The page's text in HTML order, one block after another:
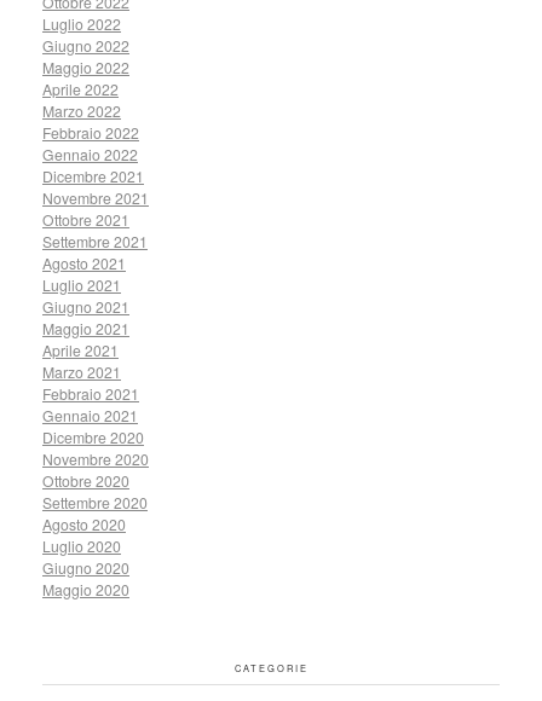
Luglio 2022
Giugno 2022
Maggio 2022
Aprile 2022
Marzo 2022
Febbraio 2022
Gennaio 2022
Dicembre 2021
Novembre 2021
Ottobre 2021
Settembre 2021
Agosto 2021
Luglio 2021
Giugno 2021
Maggio 2021
Aprile 2021
Marzo 2021
Febbraio 2021
Gennaio 2021
Dicembre 2020
Novembre 2020
Ottobre 2020
Settembre 2020
Agosto 2020
Luglio 2020
Giugno 2020
Maggio 2020
CATEGORIE